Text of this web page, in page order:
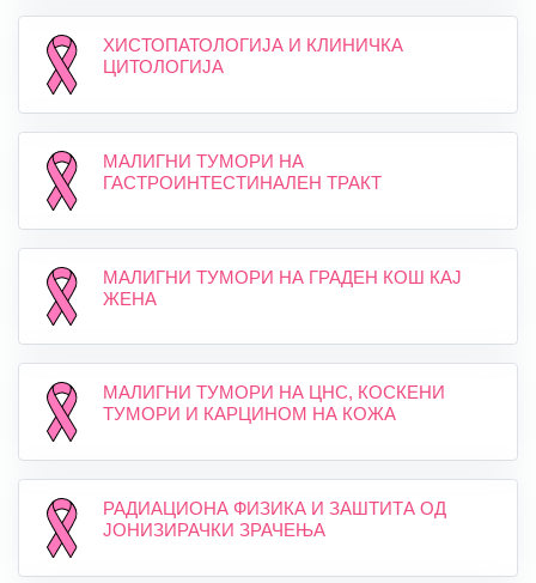
ХИСТОПАТОЛОГИЈА И КЛИНИЧКА
ЦИТОЛОГИЈА
МАЛИГНИ ТУМОРИ НА
ГАСТРОИНТЕСТИНАЛЕН ТРАКТ
МАЛИГНИ ТУМОРИ НА ГРАДЕН КОШ КАЈ
ЖЕНА
МАЛИГНИ ТУМОРИ НА ЦНС, КОСКЕНИ
ТУМОРИ И КАРЦИНОМ НА КОЖА
РАДИАЦИОНА ФИЗИКА И ЗАШТИТА ОД
ЈОНИЗИРАЧКИ ЗРАЧЕЊА